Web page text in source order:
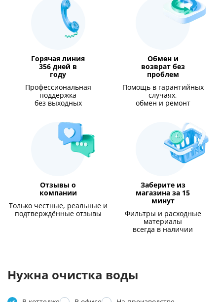
Горячая линия
356 дней в
году
Профессиональная
поддержка
без выходных
Обмен и
возврат без
проблем
Помощь в гарантийных
случаях,
обмен и ремонт
Отзывы о
компании
Только честные, реальные и
подтверждённые отзывы
Заберите из
магазина за 15
минут
Фильтры и расходные
материалы
всегда в наличии
Нужна очистка воды